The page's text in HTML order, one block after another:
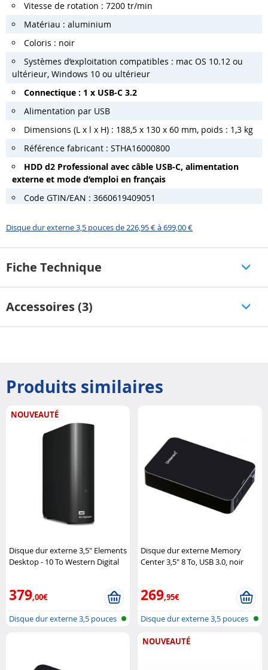
Vitesse de rotation : 7200 tr/min
Matériau : aluminium
Coloris : noir
Systèmes d’exploitation compatibles : mac OS 10.12 ou
ultérieur, Windows 10 ou ultérieur
Connectique : 1 x USB-C 3.2
Alimentation par USB
Dimensions (L x l x H) : 188,5 x 130 x 60 mm, poids : 1,3 kg
Référence fabricant : STHA16000800
HDD d2 Professional avec câble USB-C, alimentation
externe et mode d’emploi en français
Code GTIN/EAN : 3660619409051
Disque dur externe 3,5 pouces de 226,95 € à 699,00 €
Fiche Technique
Accessoires (3)
Produits similaires
NOUVEAUTÉ
Disque dur externe 3,5" Elements
Desktop - 10 To Western Digital
379,00€
Disque dur externe 3,5 pouces
Disque dur externe Memory
Center 3,5" 8 To, USB 3.0, noir
269,95€
Disque dur externe 3,5 pouces
NOUVEAUTÉ